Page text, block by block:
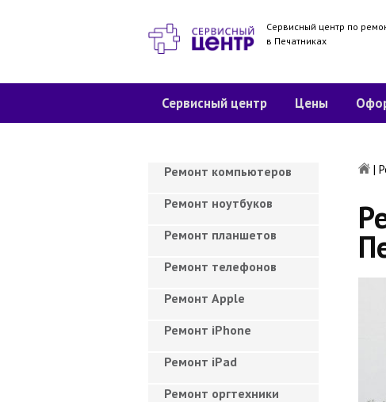
Сервисный центр по
в Печатниках
Сервисный центр Цены
|
Ремонт компьютеров
Ремонт ноутбуков
Ремонт планшетов
Ремонт телефонов
Ремонт Apple
Ремонт iPhone
Ремонт iPad
Ремонт оргтехники